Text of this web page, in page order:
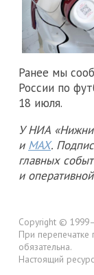
Ранее мы
России по
18 июля.
У НИА
и MAX.
главных
и
Copyright ©
При
обязательна.
Настоящий